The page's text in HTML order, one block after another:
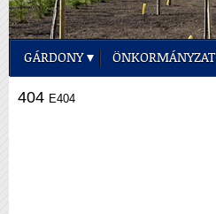
GÁRDONY ÖNKORMÁNYZAT
404 E404